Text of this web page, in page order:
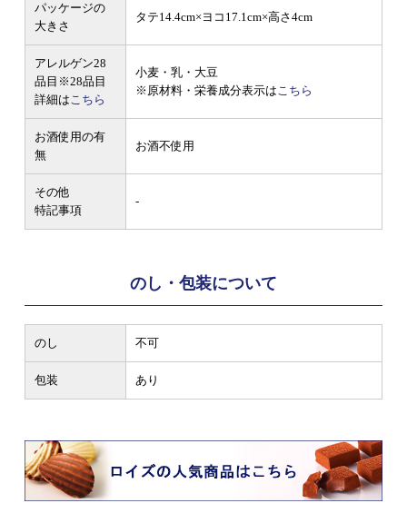
パッケージの
大きさ
タテ14.4cm×ヨコ17.1cm×高さ4cm
アレルゲン28
品目 ※28品目
詳細はこちら
小麦・乳・大豆
※原材料・栄養成分表示はこちら
お酒使用の有
無
お酒不使用
その他
特記事項
-
のし・包装について
のし 不可
包装 あり